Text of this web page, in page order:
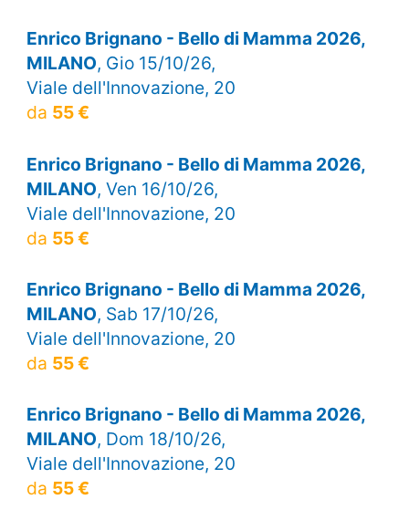
Enrico Brignano - Bello di Mamma 2026,
MILANO, Gio 15/10/26,
Viale dell'Innovazione, 20
da 55 €
Enrico Brignano - Bello di Mamma 2026,
MILANO, Ven 16/10/26,
Viale dell'Innovazione, 20
da 55 €
Enrico Brignano - Bello di Mamma 2026,
MILANO, Sab 17/10/26,
Viale dell'Innovazione, 20
da 55 €
Enrico Brignano - Bello di Mamma 2026,
MILANO, Dom 18/10/26,
Viale dell'Innovazione, 20
da 55 €